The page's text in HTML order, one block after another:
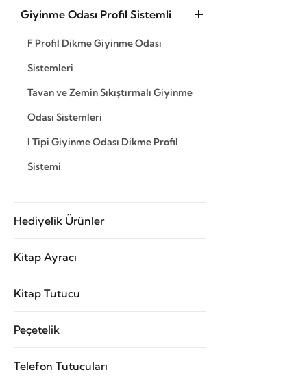
Giyinme Odası Profil Sistemli
F Profil Dikme Giyinme Odası
Sistemleri
Tavan ve Zemin Sıkıştırmalı Giyinme
Odası Sistemleri
I Tipi Giyinme Odası Dikme Profil
Sistemi
Hediyelik Ürünler
Kitap Ayracı
Kitap Tutucu
Peçetelik
Telefon Tutucuları